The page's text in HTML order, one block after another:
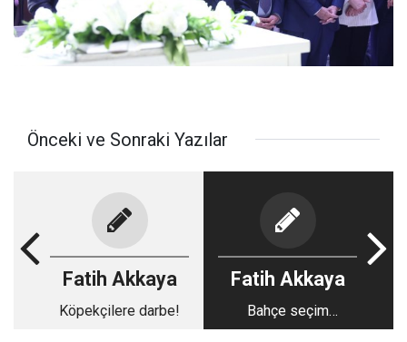
Önceki ve Sonraki Yazılar
Fatih Akkaya
Köpekçilere darbe!
Fatih Akkaya
Bahçe seçim
beklemez